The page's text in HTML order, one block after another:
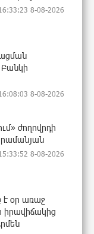
8-08-2026
8-08-2026
ժողովրդի
8-08-2026
է օր առաջ
իրավիճակից